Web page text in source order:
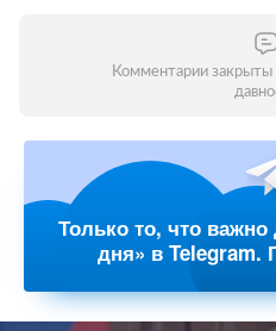
Комментарии закрыты
Только то, что
дня» в Telegram.